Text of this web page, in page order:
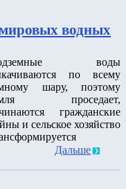
водных
воды
по всему
шару, поэтому
проседает,
гражданские
и сельское хозяйство
Дальше